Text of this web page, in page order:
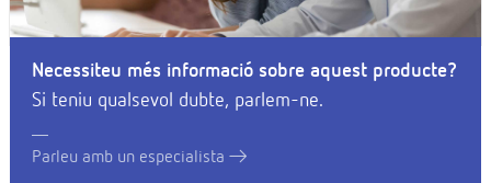
Necessiteu més informació sobre aquest producte?
Si teniu qualsevol dubte, parlem-ne.
Parleu amb un especialista